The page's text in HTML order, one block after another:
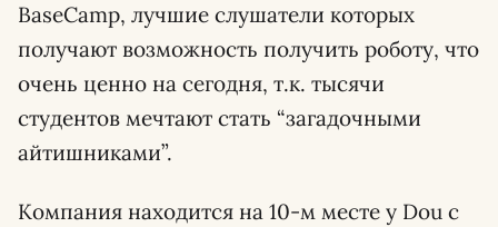
BaseCamp, лучшие слушатели которых
получают возможность получить роботу, что
очень ценно на сегодня, т.к. тысячи
студентов мечтают стать “загадочными
айтишниками”.
Компания находится на 10-м месте у Dou с